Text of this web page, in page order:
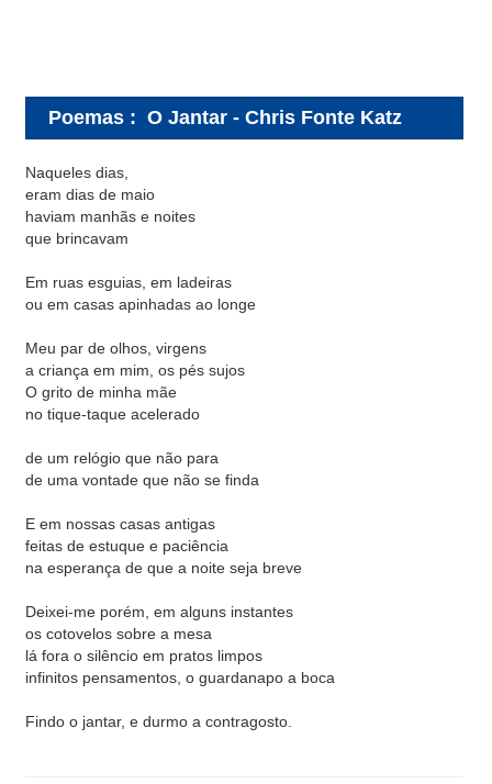
Poemas : O Jantar - Chris Fonte Katz
Naqueles dias,
eram dias de maio
haviam manhãs e noites
que brincavam
Em ruas esguias, em ladeiras
ou em casas apinhadas ao longe
Meu par de olhos, virgens
a criança em mim, os pés sujos
O grito de minha mãe
no tique-taque acelerado
de um relógio que não para
de uma vontade que não se finda
E em nossas casas antigas
feitas de estuque e paciência
na esperança de que a noite seja breve
Deixei-me porém, em alguns instantes
os cotovelos sobre a mesa
lá fora o silêncio em pratos limpos
infinitos pensamentos, o guardanapo a boca
Findo o jantar, e durmo a contragosto.